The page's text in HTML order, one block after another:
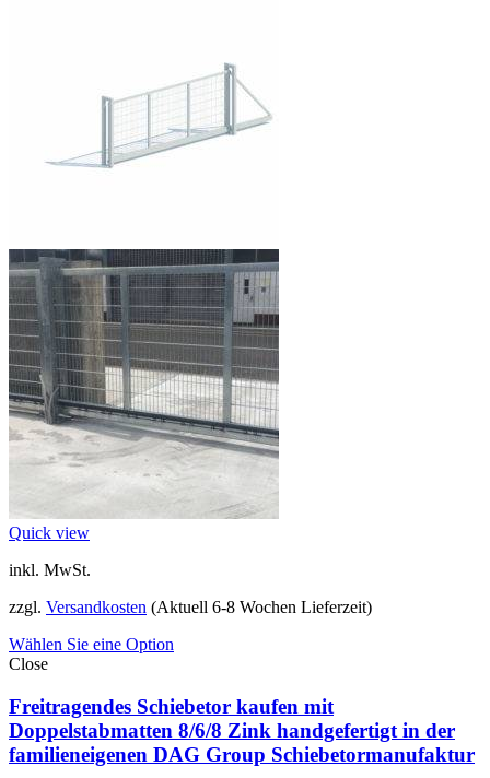
Quick view
inkl. MwSt.
zzgl. Versandkosten (Aktuell 6-8 Wochen Lieferzeit)
Wählen Sie eine Option
Close
Freitragendes Schiebetor kaufen mit
Doppelstabmatten 8/6/8 Zink handgefertigt in der
familieneigenen DAG Group Schiebetormanufaktur